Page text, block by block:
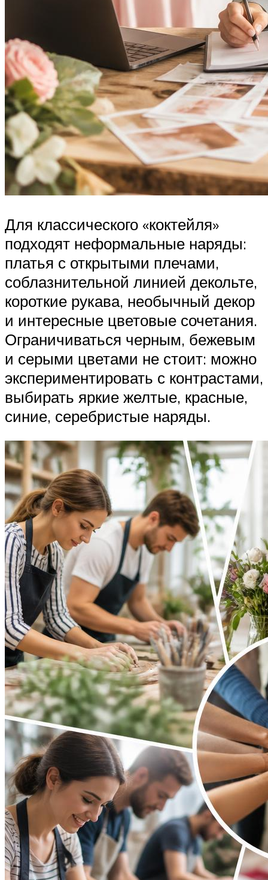
Для классического «коктейля»
подходят неформальные наряды:
платья с открытыми плечами,
соблазнительной линией декольте,
короткие рукава, необычный декор
и интересные цветовые сочетания.
Ограничиваться черным, бежевым
и серыми цветами не стоит: можно
экспериментировать с контрастами,
выбирать яркие желтые, красные,
синие, серебристые наряды.